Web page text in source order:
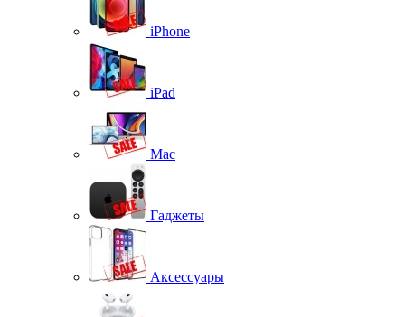
iPhone
iPad
Mac
Гаджеты
Аксессуары